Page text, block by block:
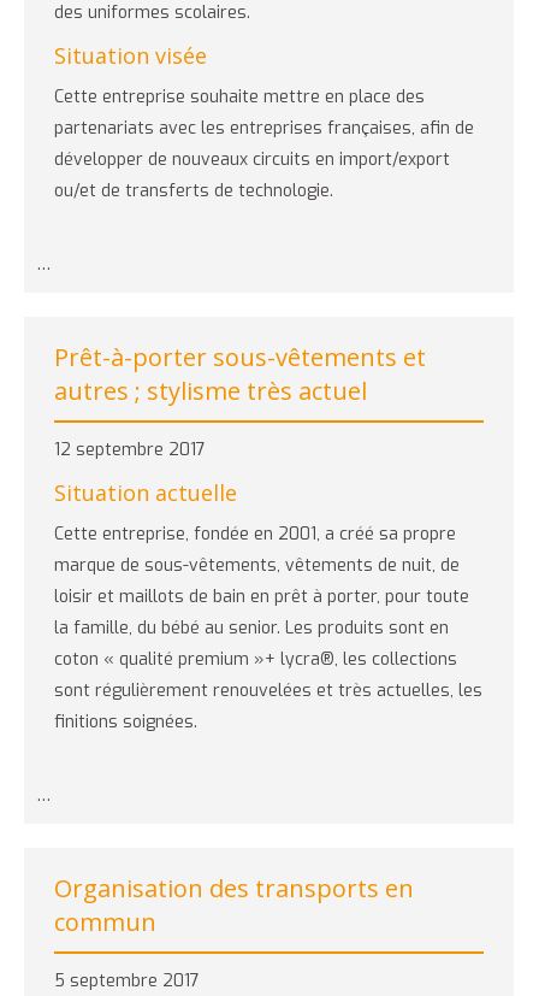
des uniformes scolaires.
Situation visée
Cette entreprise souhaite mettre en place des
partenariats avec les entreprises françaises, afin de
développer de nouveaux circuits en import/export
ou/et de transferts de technologie.
…
Prêt-à-porter sous-vêtements et
autres ; stylisme très actuel
12 septembre 2017
Situation actuelle
Cette entreprise, fondée en 2001, a créé sa propre
marque de sous-vêtements, vêtements de nuit, de
loisir et maillots de bain en prêt à porter, pour toute
la famille, du bébé au senior. Les produits sont en
coton « qualité premium »+ lycra®, les collections
sont régulièrement renouvelées et très actuelles, les
finitions soignées.
…
Organisation des transports en
commun
5 septembre 2017